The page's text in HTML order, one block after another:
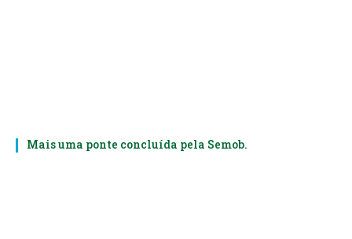
Mais uma ponte concluída pela Semob.